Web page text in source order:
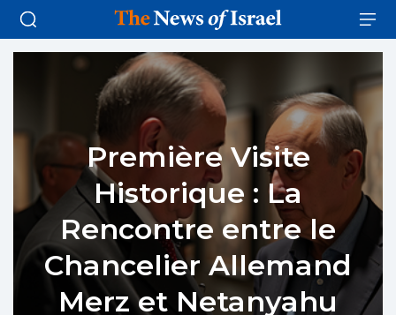
Première Visite
Historique : La
Rencontre entre le
Chancelier Allemand
Merz et Netanyahu